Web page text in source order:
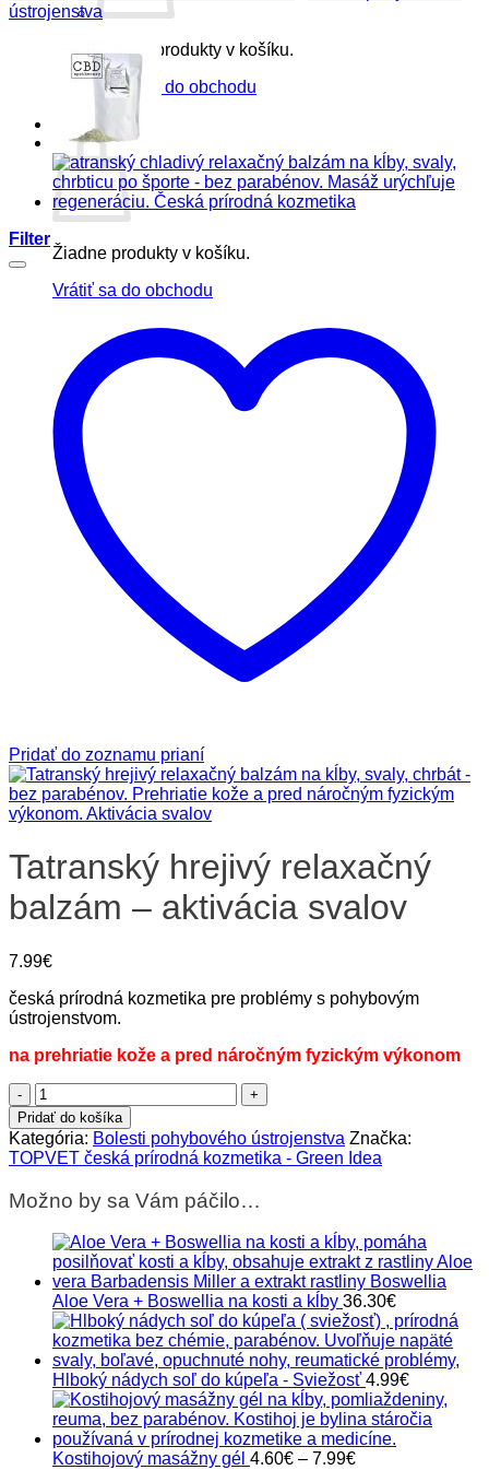
Žiadne produkty v košíku.
Vrátiť sa do obchodu
Košík
Žiadne produkty v košíku.
Vrátiť sa do obchodu
ústrojenstva
Filter
Pridať do zoznamu prianí
Tatranský hrejivý relaxačný
balzám – aktivácia svalov
7.99€
česká prírodná kozmetika pre problémy s pohybovým
ústrojenstvom.
na prehriatie kože a pred náročným fyzickým výkonom
množstvo
Tatranský
hrejivý
relaxačný
balzám
aktivácia
svalov
Pridať do košíka
Kategória: Bolesti pohybového ústrojenstva Značka:
TOPVET česká prírodná kozmetika - Green Idea
Možno by sa Vám páčilo…
Aloe Vera + Boswellia na kosti a kĺby 36.30€
Hlboký nádych soľ do kúpeľa - Sviežosť 4.99€
Kostihojový masážny gél 4.60€ – 7.99€Price